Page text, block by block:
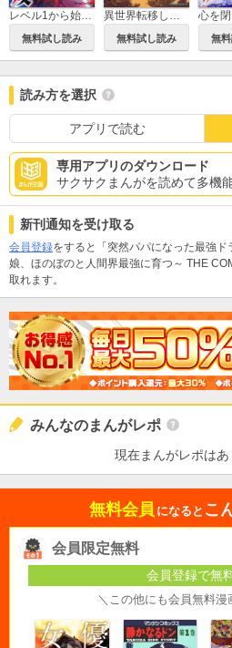
レベル1から始まる召喚無双 THE COMIC
無料試し読み
異世界転移したら愛犬が最強になりました～シルバーフェンリルと俺が異世界暮らしを始めたら～ THE COMIC
無料試し読み 無
読み方を選択
アプリで読む
専用アプリのダウンロード
サクサクまんがを読めて多機能
新刊通知を受け取る
会員登録をすると「突然パパになった最強
娘、ほのぼのと人間界最強に育つ～ THE
取れます。
みんなのまんがレポ
現在まんがレポはあ
無料会員 になると こ
会員限定無料
会員登録で無
＼この他にも会員無料漫